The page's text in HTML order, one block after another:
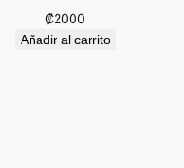
₡2000
Añadir al carrito